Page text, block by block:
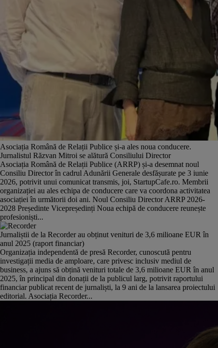
Asociația Română de Relații Publice și-a ales noua conducere.
Jurnalistul Răzvan Mitroi se alătură Consiliului Director
Asociația Română de Relații Publice (ARRP) și-a desemnat noul
Consiliu Director în cadrul Adunării Generale desfășurate pe 3 iunie
2026, potrivit unui comunicat transmis, joi, StartupCafe.ro. Membrii
organizației au ales echipa de conducere care va coordona activitatea
asociației în următorii doi ani. Noul Consiliu Director ARRP 2026-
2028 Președinte Vicepreședinți Noua echipă de conducere reunește
profesioniști...
Jurnaliștii de la Recorder au obținut venituri de 3,6 milioane EUR în
anul 2025 (raport financiar)
Organizația independentă de presă Recorder, cunoscută pentru
investigații media de amploare, care privesc inclusiv mediul de
business, a ajuns să obțină venituri totale de 3,6 milioane EUR în anul
2025, în principal din donații de la publicul larg, potrivit raportului
financiar publicat recent de jurnaliști, la 9 ani de la lansarea proiectului
editorial. Asociația Recorder...